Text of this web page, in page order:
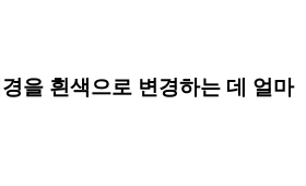
을 흰색으로 변경하는 데 얼마